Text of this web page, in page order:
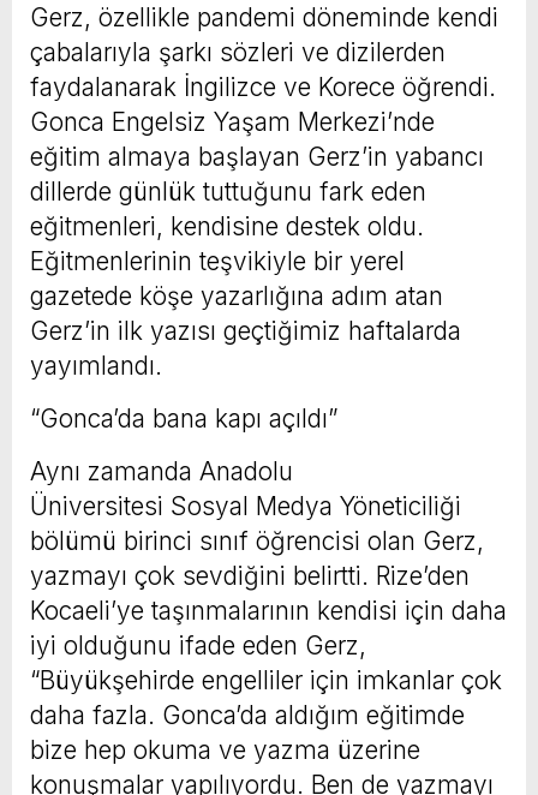
Gerz, özellikle pandemi döneminde kendi
çabalarıyla şarkı sözleri ve dizilerden
faydalanarak İngilizce ve Korece öğrendi.
Gonca Engelsiz Yaşam Merkezi’nde
eğitim almaya başlayan Gerz’in yabancı
dillerde günlük tuttuğunu fark eden
eğitmenleri, kendisine destek oldu.
Eğitmenlerinin teşvikiyle bir yerel
gazetede köşe yazarlığına adım atan
Gerz’in ilk yazısı geçtiğimiz haftalarda
yayımlandı.
“Gonca’da bana kapı açıldı”
Aynı zamanda Anadolu
Üniversitesi Sosyal Medya Yöneticiliği
bölümü birinci sınıf öğrencisi olan Gerz,
yazmayı çok sevdiğini belirtti. Rize’den
Kocaeli’ye taşınmalarının kendisi için daha
iyi olduğunu ifade eden Gerz,
“Büyükşehirde engelliler için imkanlar çok
daha fazla. Gonca’da aldığım eğitimde
bize hep okuma ve yazma üzerine
konuşmalar yapılıyordu. Ben de yazmayı